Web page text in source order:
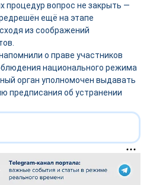
процедур вопрос не закрыть —
ещё на этапе
из соображений
о праве участников
национального режима
орган уполномочен выдавать
предписания об устранении